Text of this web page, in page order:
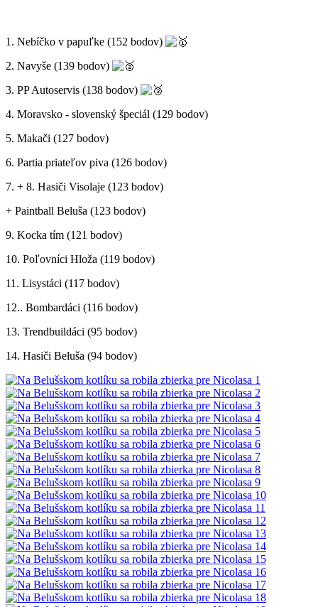
1. Nebíčko v papuľke (152 bodov)
2. Navyše (139 bodov)
3. PP Autoservis (138 bodov)
4. Moravsko - slovenský špeciál (129 bodov)
5. Makači (127 bodov)
6. Partia priateľov piva (126 bodov)
7. + 8. Hasiči Visolaje (123 bodov)
+ Paintball Beluša (123 bodov)
9. Kocka tím (121 bodov)
10. Poľovníci Hloža (119 bodov)
11. Lisystáci (117 bodov)
12.. Bombardáci (116 bodov)
13. Trendbuildáci (95 bodov)
14. Hasiči Beluša (94 bodov)